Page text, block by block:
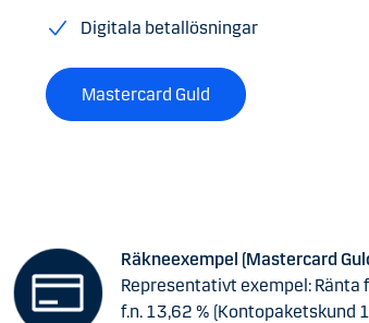
Digitala betallösningar
Mastercard Guld
Räkneexempel (Mastercard
Representativt exempel:
f.n. 13,62 % (Kontopaketskund